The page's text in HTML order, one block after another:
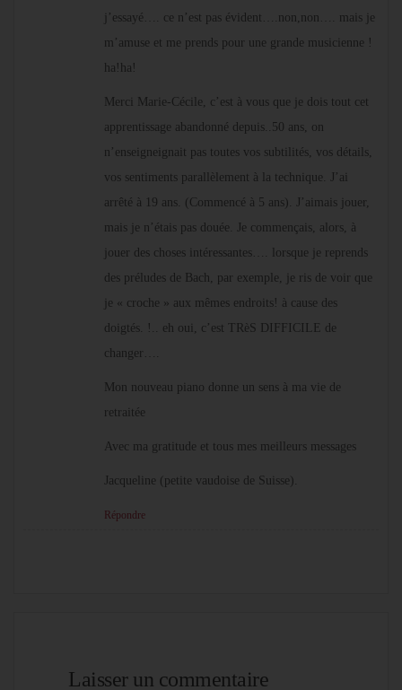
j’essayé…. ce n’est pas évident….non,non…. mais je
m’amuse et me prends pour une grande musicienne !
ha!ha!
Merci Marie-Cécile, c’est à vous que je dois tout cet
apprentissage abandonné depuis..50 ans, on
n’enseigneignait pas toutes vos subtilités, vos détails,
vos sentiments parallèlement à la technique. J’ai
arrêté à 19 ans. (Commencé à 5 ans). J’aimais jouer,
mais je n’étais pas douée. Je commençais, alors, à
jouer des choses intéressantes…. lorsque je reprends
des préludes de Bach, par exemple, je ris de voir que
je « croche » aux mêmes endroits! à cause des
doigtés. !.. eh oui, c’est TRèS DIFFICILE de
changer….
Mon nouveau piano donne un sens à ma vie de
retraitée
Avec ma gratitude et tous mes meilleurs messages
Jacqueline (petite vaudoise de Suisse).
Répondre
Laisser un commentaire